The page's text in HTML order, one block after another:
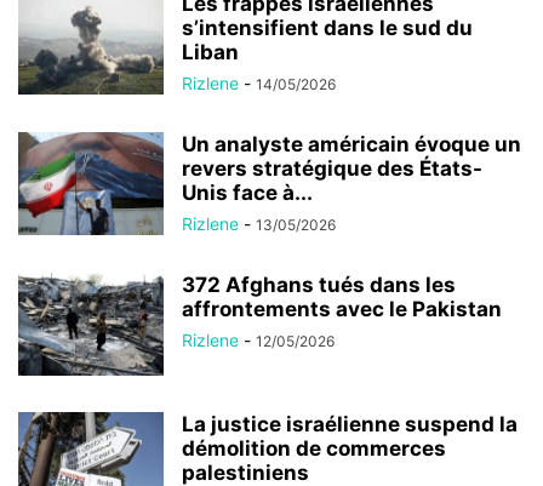
s’intensifient dans le sud du
Liban
Rizlene - 14/05/2026
Un analyste américain évoque un
revers stratégique des États-
Unis face à...
Rizlene - 13/05/2026
372 Afghans tués dans les
affrontements avec le Pakistan
Rizlene - 12/05/2026
La justice israélienne suspend la
démolition de commerces
palestiniens